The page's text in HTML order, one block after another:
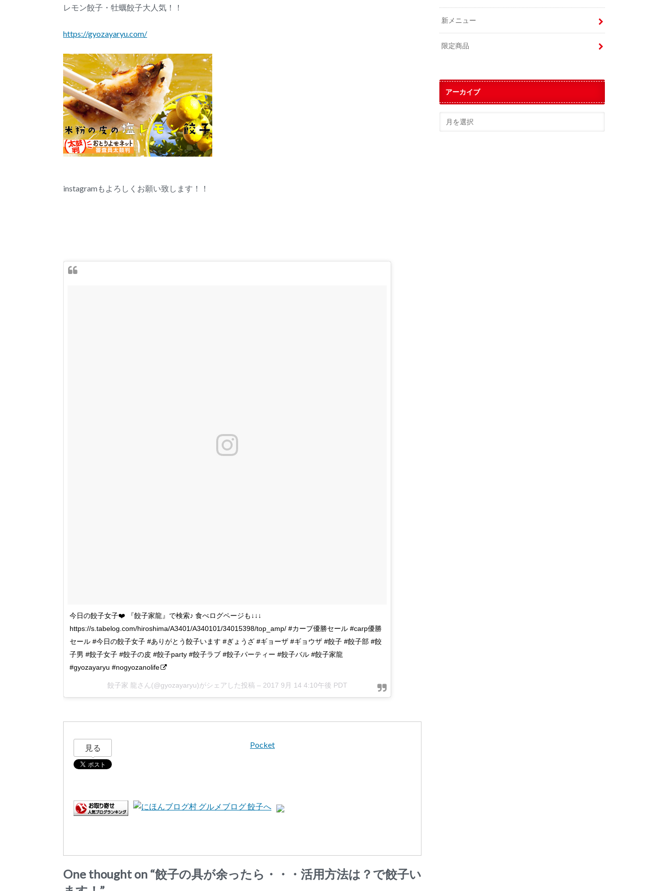
レモン餃子・牡蠣餃子大人気！！
https://gyozayaryu.com/
instagramもよろしくお願い致します！！
今日の餃子女子❤️ 『餃子家龍』で検索♪ 食べログページも↓↓↓
https://s.tabelog.com/hiroshima/A3401/A340101/34015398/top_amp/ #カープ優勝セール #carp優勝
セール #今日の餃子女子 #ありがとう餃子います #ぎょうざ #ギョーザ #ギョウザ #餃子 #餃子部 #餃
子男 #餃子女子 #餃子の皮 #餃子party #餃子ラブ #餃子パーティー #餃子バル #餃子家龍
#gyozayaryu #nogyozanolife
餃子家 龍さん(@gyozayaryu)がシェアした投稿 – 2017 9月 14 4:10午後 PDT
見る Pocket
One thought on “餃子の具が余ったら・・・活用方法は？で餃子い
新メニュー
限定商品
アーカイブ